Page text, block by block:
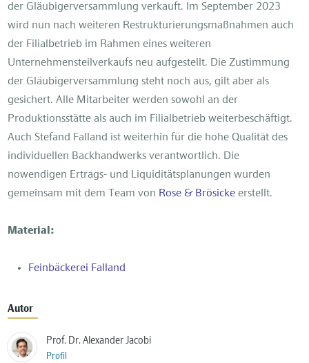
der Gläubigerversammlung verkauft. Im September 2023
wird nun nach weiteren Restrukturierungsmaßnahmen auch
der Filialbetrieb im Rahmen eines weiteren
Unternehmensteilverkaufs neu aufgestellt. Die Zustimmung
der Gläubigerversammlung steht noch aus, gilt aber als
gesichert. Alle Mitarbeiter werden sowohl an der
Produktionsstätte als auch im Filialbetrieb weiterbeschäftigt.
Auch Stefand Falland ist weiterhin für die hohe Qualität des
individuellen Backhandwerks verantwortlich. Die
nowendigen Ertrags- und Liquiditätsplanungen wurden
gemeinsam mit dem Team von Rose & Brösicke erstellt.
Material:
Feinbäckerei Falland
Autor
Prof. Dr. Alexander Jacobi
Profil